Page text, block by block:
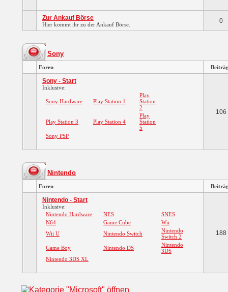
Zur Ankauf Börse
Hier kommt ihr zu der Ankauf Börse. 0
Sony
Foren
Sony - Start
Inklusive:
Sony Hardware Play Station 1
Play
Station
2
Play Station 3 Play Station 4
Play
Station
5
Sony PSP
106
Nintendo
Foren
Nintendo - Start
Inklusive:
Nintendo Hardware
NES
SNES
N64
Game Cube
Wii
Wii U
Nintendo Switch
Nintendo
Switch 2
Game Boy
Nintendo DS
Nintendo
3DS
Nintendo 3DS XL
188